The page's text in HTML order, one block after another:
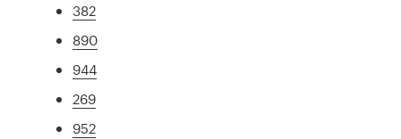
382
890
944
269
952